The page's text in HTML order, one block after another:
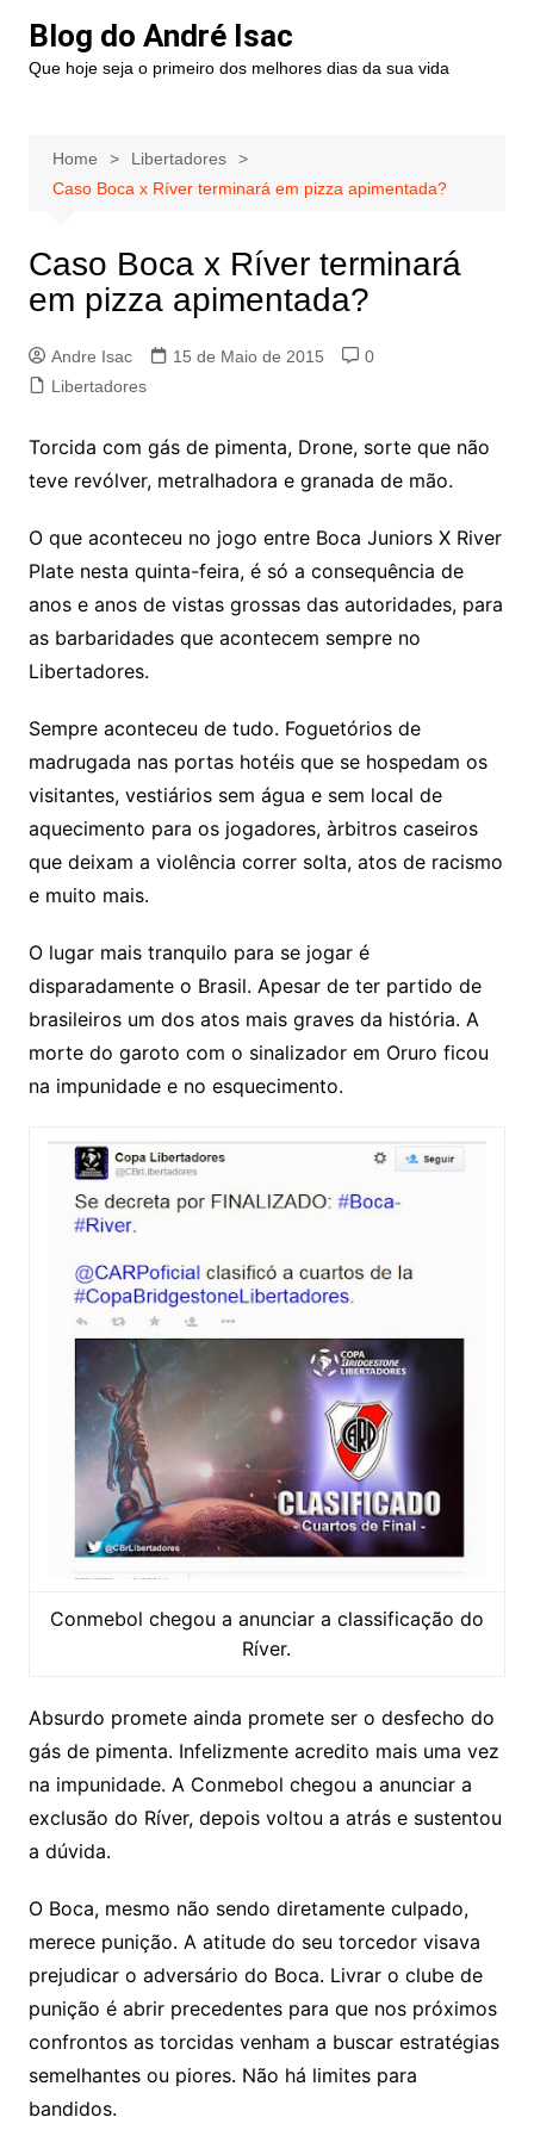
Blog do André Isac
Que hoje seja o primeiro dos melhores dias da sua vida
Home
Libertadores
Caso Boca x Ríver terminará em pizza apimentada?
Caso Boca x Ríver terminará
em pizza apimentada?
Andre Isac 15 de Maio de 2015
0
Libertadores
Torcida com gás de pimenta, Drone, sorte que não
teve revólver, metralhadora e granada de mão.
O que aconteceu no jogo entre Boca Juniors X River
Plate nesta quinta-feira, é só a consequência de
anos e anos de vistas grossas das autoridades, para
as barbaridades que acontecem sempre no
Libertadores.
Sempre aconteceu de tudo. Foguetórios de
madrugada nas portas hotéis que se hospedam os
visitantes, vestiários sem água e sem local de
aquecimento para os jogadores, àrbitros caseiros
que deixam a violência correr solta, atos de racismo
e muito mais.
O lugar mais tranquilo para se jogar é
disparadamente o Brasil. Apesar de ter partido de
brasileiros um dos atos mais graves da história. A
morte do garoto com o sinalizador em Oruro ficou
na impunidade e no esquecimento.
Conmebol chegou a anunciar a classificação do
Ríver.
Absurdo promete ainda promete ser o desfecho do
gás de pimenta. Infelizmente acredito mais uma vez
na impunidade. A Conmebol chegou a anunciar a
exclusão do Ríver, depois voltou a atrás e sustentou
a dúvida.
O Boca, mesmo não sendo diretamente culpado,
merece punição. A atitude do seu torcedor visava
prejudicar o adversário do Boca. Livrar o clube de
punição é abrir precedentes para que nos próximos
confrontos as torcidas venham a buscar estratégias
semelhantes ou piores. Não há limites para
bandidos.